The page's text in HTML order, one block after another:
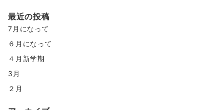
最近の投稿
7月になって
６月になって
４月新学期
3月
２月